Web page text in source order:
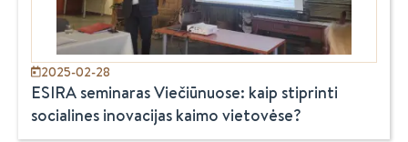
2025-02-28
ESIRA seminaras Viečiūnuose: kaip stiprinti
socialines inovacijas kaimo vietovėse?